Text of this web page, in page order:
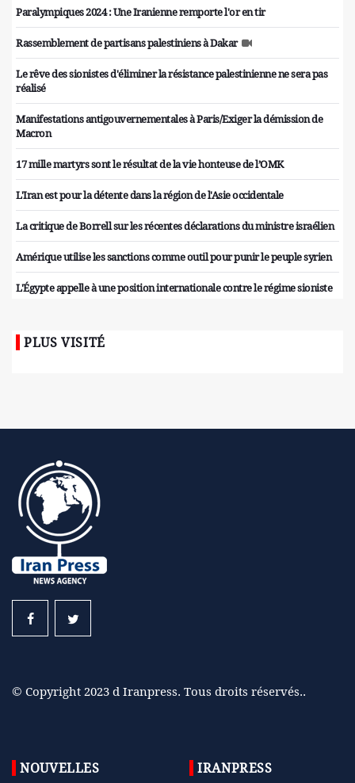
Paralympiques 2024 : Une Iranienne remporte l'or en tir
Rassemblement de partisans palestiniens à Dakar
Le rêve des sionistes d'éliminer la résistance palestinienne ne sera pas
réalisé
Manifestations antigouvernementales à Paris/Exiger la démission de
Macron
17 mille martyrs sont le résultat de la vie honteuse de l’OMK
L'Iran est pour la détente dans la région de l'Asie occidentale
La critique de Borrell sur les récentes déclarations du ministre israélien
Amérique utilise les sanctions comme outil pour punir le peuple syrien
L'Égypte appelle à une position internationale contre le régime sioniste
PLUS VISITÉ
© Copyright 2023 d Iranpress. Tous droits réservés..
NOUVELLES IRANPRESS